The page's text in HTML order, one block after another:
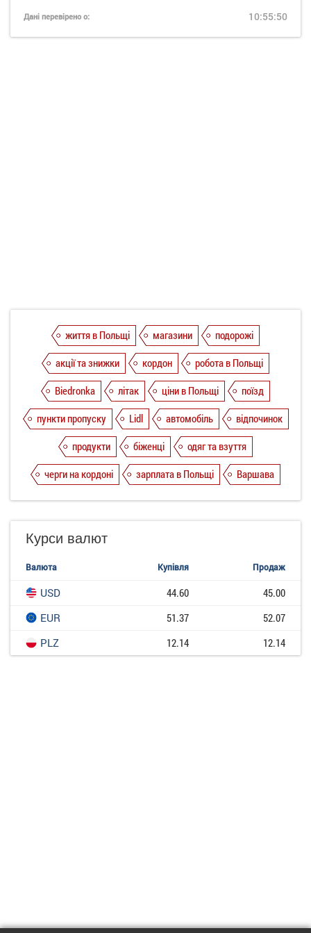
Дані перевірено о: 10:55:50
життя в Польщі магазини
подорожі
акції та знижки
кордон
робота в Польщі
Biedronka
літак ціни в Польщі
поїзд
пункти пропуску
Lidl автомобіль
відпочинок
продукти
біженці
одяг та взуття
черги на кордоні
зарплата в Польщі Варшава
Курси валют
Валюта Купівля Продаж
USD 44.60
45.00
EUR
51.37
52.07
PLZ
12.14 12.14